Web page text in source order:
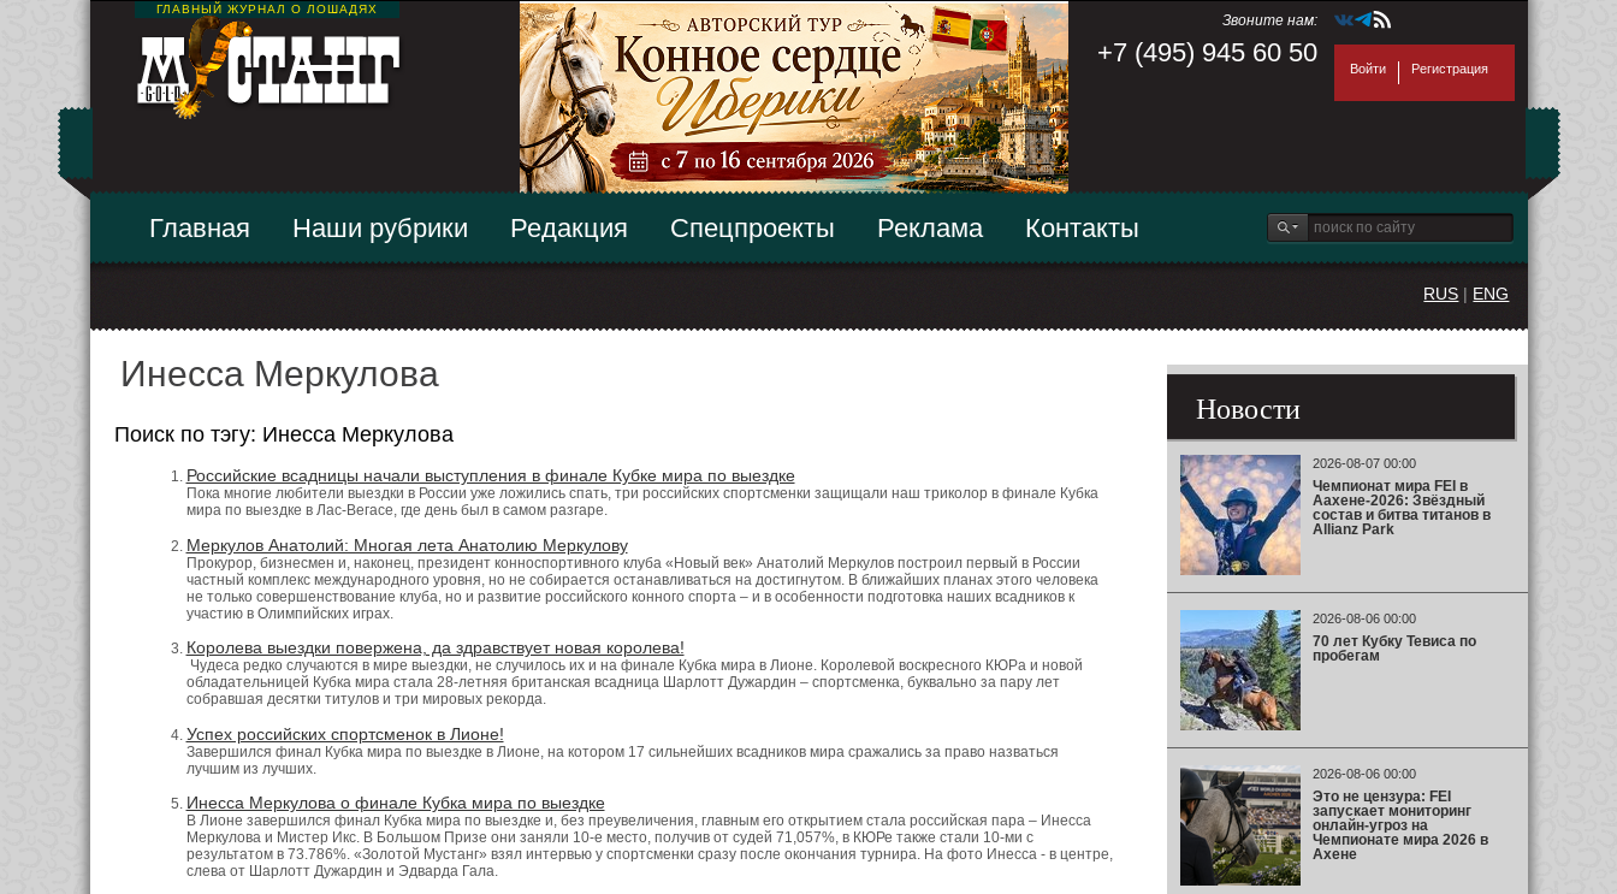
ГЛАВНЫЙ ЖУРНАЛ О ЛОШАДЯХ
Звоните нам:
+7 (495) 945 60 50
Войти Регистрация
Главная Наши рубрики Редакция Спецпроекты Реклама Контакты
RUS | ENG
Инесса Меркулова
Поиск по тэгу: Инесса Меркулова
Российские всадницы начали выступления в финале Кубке мира по выездке
Пока многие любители выездки в России уже ложились спать, три российских спортсменки защищали наш триколор в финале Кубка
мира по выездке в Лас-Вегасе, где день был в самом разгаре.
Меркулов Анатолий: Многая лета Анатолию Меркулову
Прокурор, бизнесмен и, наконец, президент конноспортивного клуба «Новый век» Анатолий Меркулов построил первый в России
частный комплекс международного уровня, но не собирается останавливаться на достигнутом. В ближайших планах этого человека
не только совершенствование клуба, но и развитие российского конного спорта – и в особенности подготовка наших всадников к
участию в Олимпийских играх.
Королева выездки повержена, да здравствует новая королева!
Чудеса редко случаются в мире выездки, не случилось их и на финале Кубка мира в Лионе. Королевой воскресного КЮРа и новой
обладательницей Кубка мира стала 28-летняя британская всадница Шарлотт Дужардин – спортсменка, буквально за пару лет
собравшая десятки титулов и три мировых рекорда.
Успех российских спортсменок в Лионе!
Завершился финал Кубка мира по выездке в Лионе, на котором 17 сильнейших всадников мира сражались за право назваться
лучшим из лучших.
Инесса Меркулова о финале Кубка мира по выездке
В Лионе завершился финал Кубка мира по выездке и, без преувеличения, главным его открытием стала российская пара – Инесса
Меркулова и Мистер Икс. В Большом Призе они заняли 10-е место, получив от судей 71,057%, в КЮРе также стали 10-ми с
результатом в 73.786%. «Золотой Мустанг» взял интервью у спортсменки сразу после окончания турнира. На фото Инесса - в центре,
слева от Шарлотт Дужардин и Эдварда Гала.
Новости
2026-08-07 00:00
Чемпионат мира FEI в
Аахене-2026: Звёздный
состав и битва титанов в
Allianz Park
2026-08-06 00:00
70 лет Кубку Тевиса по
пробегам
2026-08-06 00:00
Это не цензура: FEI
запускает мониторинг
онлайн-угроз на
Чемпионате мира 2026 в
Ахене